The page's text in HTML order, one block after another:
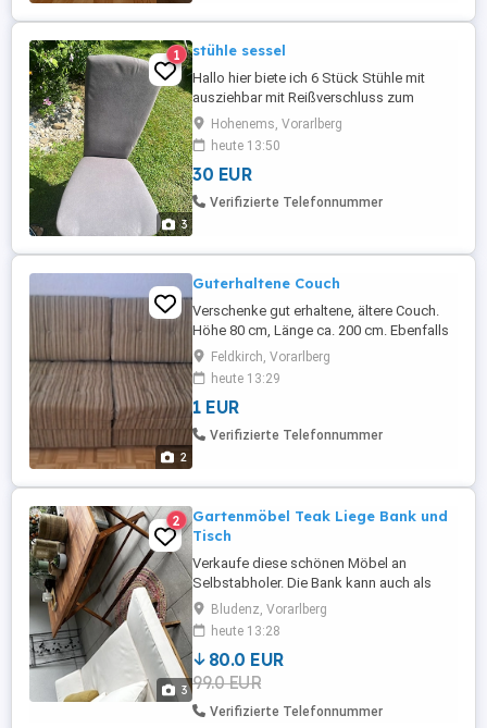
3
1 stühle sessel
Hallo hier biete ich 6 Stück Stühle mit
ausziehbar mit Reißverschluss zum
reinigen gebraucht bitte anrufen
06766604719 Stück 5 . 6 x = 30
Hohenems, Vorarlberg
heute 13:50
30 EUR
Verifizierte Telefonnummer
2
Guterhaltene Couch
Verschenke gut erhaltene, ältere Couch.
Höhe 80 cm, Länge ca. 200 cm. Ebenfalls
2 dazugehörende Sessel. NUR
SELBSTABHOLUNG!
Feldkirch, Vorarlberg
heute 13:29
1 EUR
Verifizierte Telefonnummer
3
2
Gartenmöbel Teak Liege Bank und
Tisch
Verkaufe diese schönen Möbel an
Selbstabholer. Die Bank kann auch als
Liege benutzt werden. Die Möbel sind von
Bellini und weniger als ein Jahr alt.
Bludenz, Vorarlberg
heute 13:28
80.0 EUR
99.0 EUR
Verifizierte Telefonnummer